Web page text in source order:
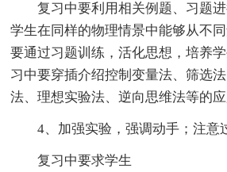
复习中要利用相关例题、习题
学生在同样的物理情景中能够从不同
要通过习题训练，活化思想，培养
习中要穿插介绍控制变量法、筛选
法、理想实验法、逆向思维法等的应
4、加强实验，强调动手；注意
复习中要求学生